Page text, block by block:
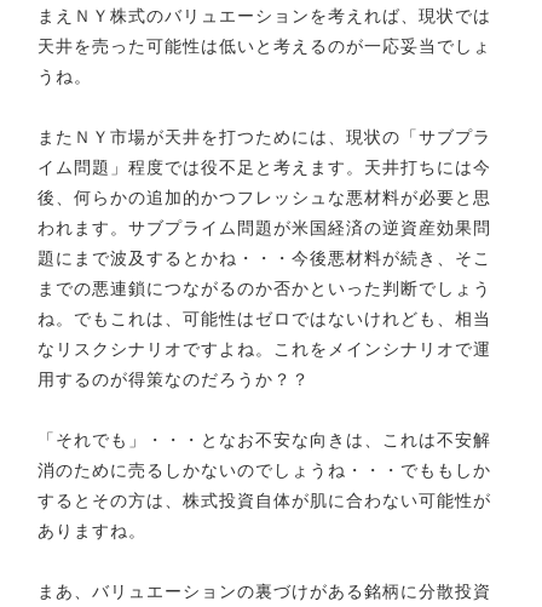
まえＮＹ株式のバリュエーションを考えれば、現状では
天井を売った可能性は低いと考えるのが一応妥当でしょ
うね。
またＮＹ市場が天井を打つためには、現状の「サブプラ
イム問題」程度では役不足と考えます。天井打ちには今
後、何らかの追加的かつフレッシュな悪材料が必要と思
われます。サブプライム問題が米国経済の逆資産効果問
題にまで波及するとかね・・・今後悪材料が続き、そこ
までの悪連鎖につながるのか否かといった判断でしょう
ね。でもこれは、可能性はゼロではないけれども、相当
なリスクシナリオですよね。これをメインシナリオで運
用するのが得策なのだろうか？？
「それでも」・・・となお不安な向きは、これは不安解
消のために売るしかないのでしょうね・・・でももしか
するとその方は、株式投資自体が肌に合わない可能性が
ありますね。
まあ、バリュエーションの裏づけがある銘柄に分散投資